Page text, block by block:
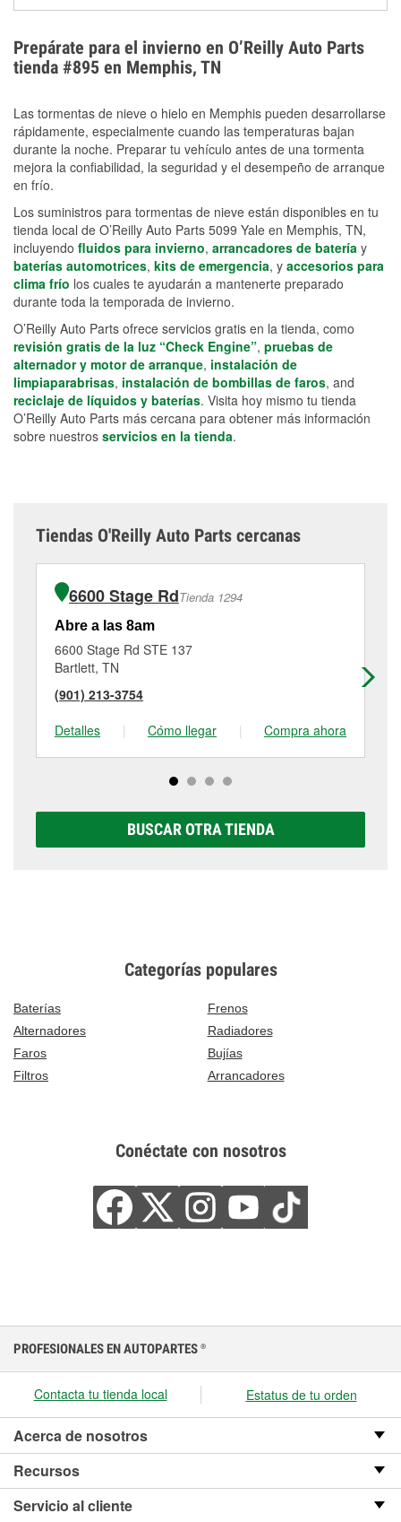
el sobrecalentamiento en condiciones de frío
extremo. Aprende cómo comprobar la protección
anticongelante en nuestra sección How-To.
Prepárate para el invierno en O’Reilly Auto Parts
tienda #895 en Memphis, TN
Las tormentas de nieve o hielo en Memphis pueden desarrollarse
rápidamente, especialmente cuando las temperaturas bajan
durante la noche. Preparar tu vehículo antes de una tormenta
mejora la confiabilidad, la seguridad y el desempeño de arranque
en frío.
Los suministros para tormentas de nieve están disponibles en tu
tienda local de O’Reilly Auto Parts 5099 Yale en Memphis, TN,
incluyendo fluidos para invierno, arrancadores de batería y
baterías automotrices, kits de emergencia, y accesorios para
clima frío los cuales te ayudarán a mantenerte preparado
durante toda la temporada de invierno.
O’Reilly Auto Parts ofrece servicios gratis en la tienda, como
revisión gratis de la luz “Check Engine”, pruebas de
alternador y motor de arranque, instalación de
limpiaparabrisas, instalación de bombillas de faros, and
reciclaje de líquidos y baterías. Visita hoy mismo tu tienda
O’Reilly Auto Parts más cercana para obtener más información
sobre nuestros servicios en la tienda.
Tiendas O'Reilly Auto Parts cercanas
6600 Stage RdTienda 1294
Abre a las 8am
6600 Stage Rd STE 137
Bartlett, TN
(901) 213-3754
Detalles
| Cómo llegar | Compra ahora
BUSCAR OTRA TIENDA
Categorías populares
Baterías
Frenos
Alternadores
Radiadores
Faros
Bujías
Filtros
Arrancadores
Conéctate con nosotros
PROFESIONALES EN AUTOPARTES ®
Contacta tu tienda local Estatus de tu orden
Acerca de nosotros
Recursos
Servicio al cliente